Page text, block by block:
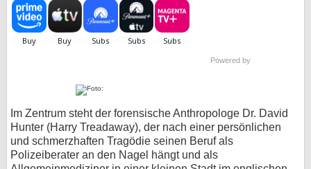
Powered by
Im Zentrum steht der forensische Anthropologe Dr. David
Hunter (Harry Treadaway), der nach einer persönlichen
und schmerzhaften Tragödie seinen Beruf als
Polizeiberater an den Nagel hängt und als